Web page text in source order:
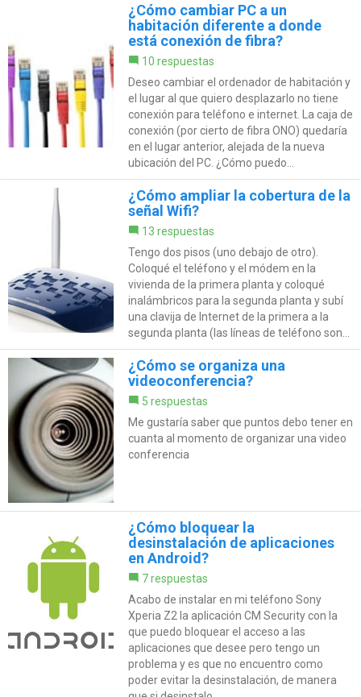
¿Cómo cambiar PC a un
habitación diferente a donde
está conexión de fibra?
10 respuestas
Deseo cambiar el ordenador de habitación y
el lugar al que quiero desplazarlo no tiene
conexión para teléfono e internet. La caja de
conexión (por cierto de fibra ONO) quedaría
en el lugar anterior, alejada de la nueva
ubicación del PC. ¿Cómo puedo...
¿Cómo ampliar la cobertura de la
señal Wifi?
13 respuestas
Tengo dos pisos (uno debajo de otro).
Coloqué el teléfono y el módem en la
vivienda de la primera planta y coloqué
inalámbricos para la segunda planta y subí
una clavija de Internet de la primera a la
segunda planta (las líneas de teléfono son...
¿Cómo se organiza una
videoconferencia?
5 respuestas
Me gustaría saber que puntos debo tener en
cuanta al momento de organizar una video
conferencia
¿Cómo bloquear la
desinstalación de aplicaciones
en Android?
7 respuestas
Acabo de instalar en mi teléfono Sony
Xperia Z2 la aplicación CM Security con la
que puedo bloquear el acceso a las
aplicaciones que desee pero tengo un
problema y es que no encuentro como
poder evitar la desinstalación, de manera